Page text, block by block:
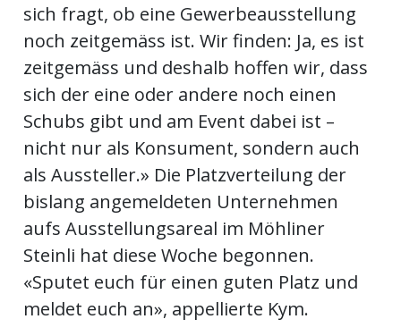
sich fragt, ob eine Gewerbeausstellung
noch zeitgemäss ist. Wir finden: Ja, es ist
zeitgemäss und deshalb hoffen wir, dass
sich der eine oder andere noch einen
Schubs gibt und am Event dabei ist –
nicht nur als Konsument, sondern auch
als Aussteller.» Die Platzverteilung der
bislang angemeldeten Unternehmen
aufs Ausstellungsareal im Möhliner
Steinli hat diese Woche begonnen.
«Sputet euch für einen guten Platz und
meldet euch an», appellierte Kym.